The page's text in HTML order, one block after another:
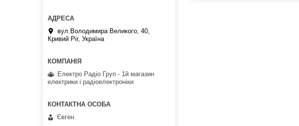
вул.Володимира Великого, 40,
Кривий Ріг, Україна
Електро Радіо Груп - 1й магазин
електрики і радіоелектроніки
Євген